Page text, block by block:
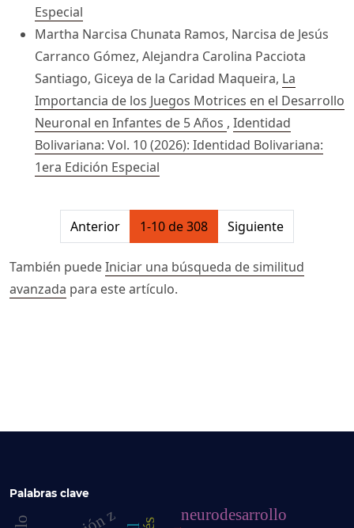
Especial
Martha Narcisa Chunata Ramos, Narcisa de Jesús
Carranco Gómez, Alejandra Carolina Pacciota
Santiago, Giceya de la Caridad Maqueira, La
Importancia de los Juegos Motrices en el Desarrollo
Neuronal en Infantes de 5 Años , Identidad
Bolivariana: Vol. 10 (2026): Identidad Bolivariana:
1era Edición Especial
##issue.pagination##
Anterior 1-10 de 308 Siguiente
También puedeIniciar una búsqueda de similitud
avanzada para este artículo.
Palabras clave
neurodesarrollo